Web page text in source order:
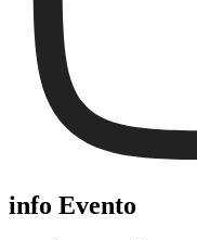
info Evento